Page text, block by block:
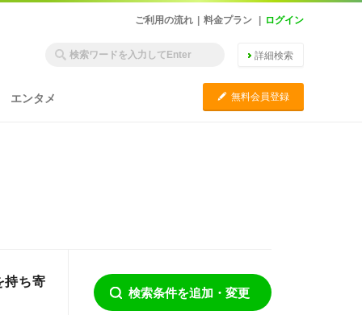
ご利用の流れ 料金プラン ログイン
詳細検索
エンタメ C 無料会員登録
持ち寄
検索条件を追加・変更